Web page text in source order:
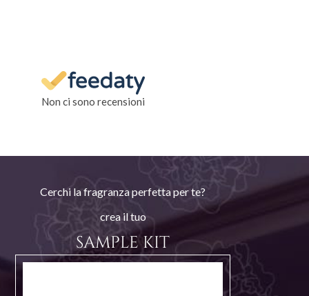
Non ci sono recensioni
Cerchi la fragranza perfetta per te?
crea il tuo
SAMPLE KIT